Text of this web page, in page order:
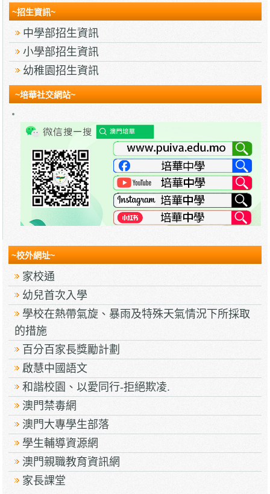
~招生資訊~
中學部招生資訊
小學部招生資訊
幼稚園招生資訊
~培華社交網站~
~校外網址~
家校通
幼兒首次入學
學校在熱帶氣旋、暴雨及特殊天氣情況下所採取
的措施
百分百家長獎勵計劃
啟慧中國語文
和諧校園、以愛同行-拒絕欺凌.
澳門禁毒網
澳門大專學生部落
學生輔導資源網
澳門親職教育資訊網
家長課堂